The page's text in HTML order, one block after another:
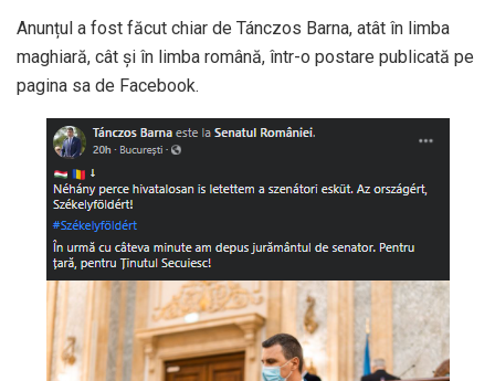
Anunțul a fost făcut chiar de Tánczos Barna, atât în limba
maghiară, cât și în limba română, într-o postare publicată pe
pagina sa de Facebook.